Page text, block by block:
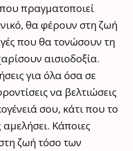
που πραγματοποιεί
θα φέρουν στη ζωή
που θα τονώσουν τη
αισιοδοξία.
για όλα όσα σε
να βελτιώσεις
σου, κάτι που το
αμελήσει. Κάποιες
στη ζωή τόσο των